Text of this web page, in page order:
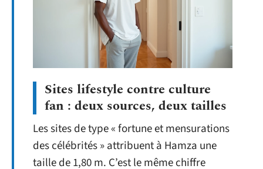
Sites lifestyle contre culture
fan : deux sources, deux tailles
Les sites de type « fortune et mensurations
des célébrités » attribuent à Hamza une
taille de 1,80 m. C’est le même chiffre